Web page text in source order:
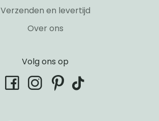
Verzenden en levertijd
Over ons
Volg ons op
facebookinstagram
pinterest
tiktok